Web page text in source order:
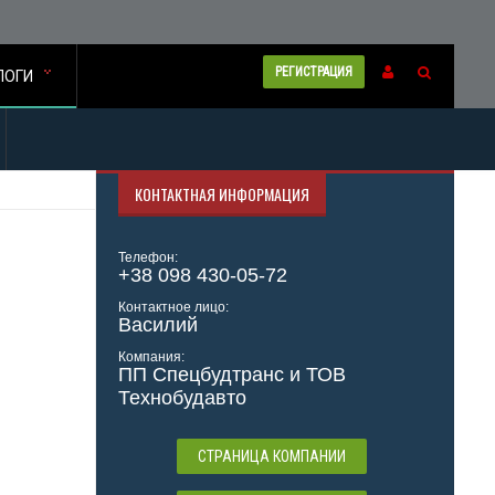
РЕГИСТРАЦИЯ
КОНТАКТНАЯ ИНФОРМАЦИЯ
Телефон:
+38 098 430-05-72
Контактное лицо:
Василий
Компания:
ПП Спецбудтранс и ТОВ
Технобудавто
СТРАНИЦА КОМПАНИИ